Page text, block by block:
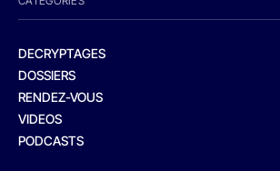
DECRYPTAGES
DOSSIERS
RENDEZ-VOUS
VIDEOS
PODCASTS